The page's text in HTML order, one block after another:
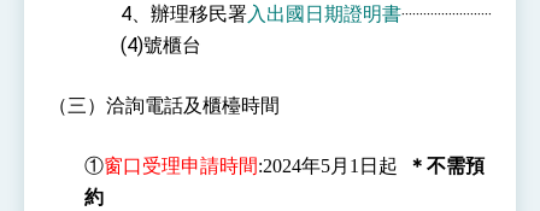
4、辦理移民署入出國日期證明書‧‧‧‧‧‧‧‧‧‧‧‧‧‧‧‧‧‧‧‧‧‧‧‧‧
(4)號櫃台
（三）洽詢電話及櫃檯時間
①窗口受理申請時間:2024年5月1日起
＊不需預
約